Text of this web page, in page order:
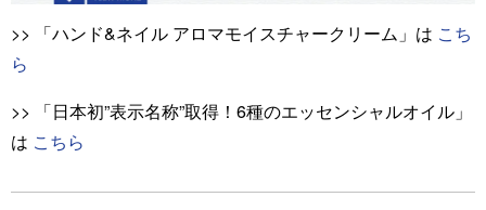
>> 「ハンド&ネイル アロマモイスチャークリーム」は こち
ら
>> 「日本初”表示名称”取得！6種のエッセンシャルオイル」
は こちら